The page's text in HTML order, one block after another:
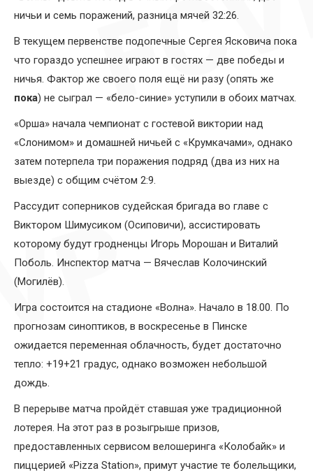
ничьи и семь поражений, разница мячей 32:26.
В текущем первенстве подопечные Сергея Ясковича пока
что гораздо успешнее играют в гостях — две победы и
ничья. Фактор же своего поля ещё ни разу (опять же
пока) не сыграл — «бело-синие» уступили в обоих матчах.
«Орша» начала чемпионат с гостевой виктории над
«Слонимом» и домашней ничьей с «Крумкачами», однако
затем потерпела три поражения подряд (два из них на
выезде) с общим счётом 2:9.
Рассудит соперников судейская бригада во главе с
Виктором Шимусиком (Осиповичи), ассистировать
которому будут гродненцы Игорь Морошан и Виталий
Поболь. Инспектор матча — Вячеслав Колочинский
(Могилёв).
Игра состоится на стадионе «Волна». Начало в 18.00. По
прогнозам синоптиков, в воскресенье в Пинске
ожидается переменная облачность, будет достаточно
тепло: +19+21 градус, однако возможен небольшой
дождь.
В перерыве матча пройдёт ставшая уже традиционной
лотерея. На этот раз в розыгрыше призов,
предоставленных сервисом велошеринга «Колобайк» и
пиццерией «Pizza Station», примут участие те болельщики,